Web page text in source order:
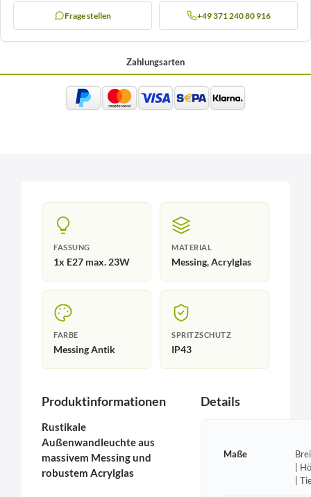
Frage stellen +49 371 240 80 916
Zahlungsarten
FASSUNG
1x E27 max. 23W
MATERIAL
Messing, Acrylglas
FARBE
Messing Antik
SPRITZSCHUTZ
IP43
Produktinformationen
Rustikale
Außenwandleuchte aus
massivem Messing und
robustem Acrylglas
Details
Maße
|
|